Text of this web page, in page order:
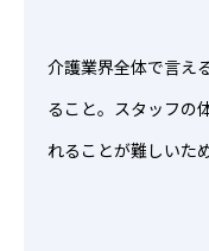
介護業界全体で言え
ること。スタッフの
れることが難しいた